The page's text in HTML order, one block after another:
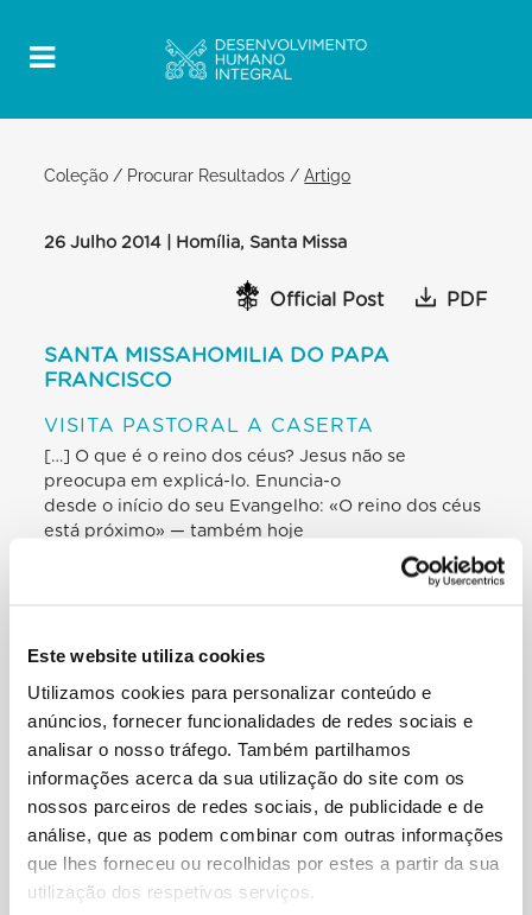
Este website utiliza cookies
Utilizamos cookies para personalizar conteúdo e
anúncios, fornecer funcionalidades de redes sociais e
analisar o nosso tráfego. Também partilhamos
informações acerca da sua utilização do site com os
nossos parceiros de redes sociais, de publicidade e de
análise, que as podem combinar com outras informações
que lhes forneceu ou recolhidas por estes a partir da sua
utilização dos respetivos serviços.
Coleção / Procurar Resultados /Artigo
26 Julho 2014 | Homília, Santa Missa
Official Post PDF
SANTA MISSAHOMILIA DO PAPA
FRANCISCO
VISITA PASTORAL A CASERTA
[…] O que é o reino dos céus? Jesus não se
preocupa em explicá-lo. Enuncia-o
desde o início do seu Evangelho: «O reino dos céus
está próximo» — também hoje
está próximo, entre nós — todavia, nunca o faz ver
que se intua, com parábolas e similitudes,
o reino dos céus é capaz de mudar o mundo, como
um fermento escondido na
massa; é pequeno e humilde como um grão de
mostarda, que contudo se tornará
grande como uma árvore. As duas parábolas sobre
as quais queremos reflectir
fazem-nos compreender que o reino de Deus se faz
Jesus. É Ele o tesouro escondido, é Ele a pérola de